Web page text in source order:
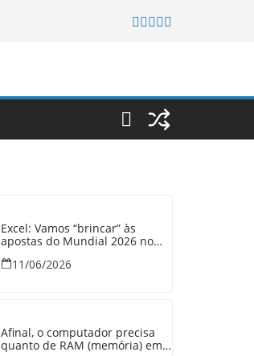
Excel: Vamos “brincar” às
apostas do Mundial 2026 no
11/06/2026
Afinal, o computador precisa
quanto de RAM (memória) em